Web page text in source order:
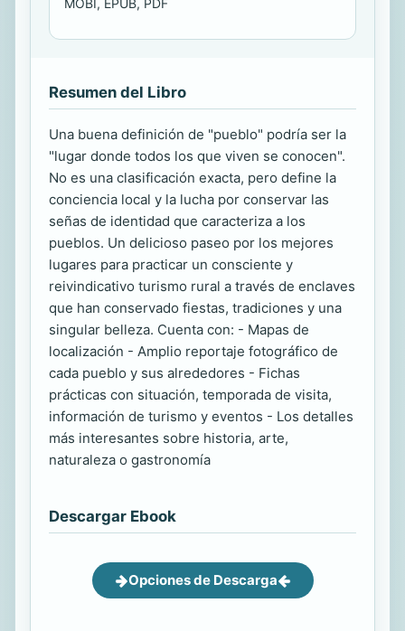
MOBI, EPUB, PDF
Resumen del Libro
Una buena definición de "pueblo" podría ser la
"lugar donde todos los que viven se conocen".
No es una clasificación exacta, pero define la
conciencia local y la lucha por conservar las
señas de identidad que caracteriza a los
pueblos. Un delicioso paseo por los mejores
lugares para practicar un consciente y
reivindicativo turismo rural a través de enclaves
que han conservado fiestas, tradiciones y una
singular belleza. Cuenta con: - Mapas de
localización - Amplio reportaje fotográfico de
cada pueblo y sus alrededores - Fichas
prácticas con situación, temporada de visita,
información de turismo y eventos - Los detalles
más interesantes sobre historia, arte,
naturaleza o gastronomía
Descargar Ebook
Opciones de Descarga